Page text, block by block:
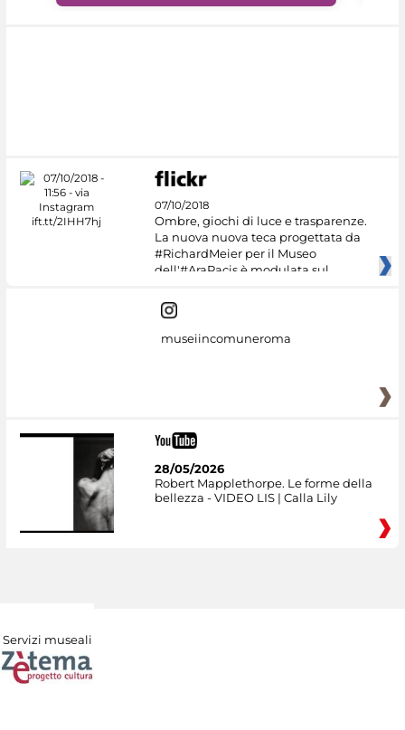
07/10/2018
Ombre, giochi di luce e trasparenze.
La nuova nuova teca progettata da
#RichardMeier per il Museo
dell'#AraPacis è modulata sul
museiincomuneroma
28/05/2026
Robert Mapplethorpe. Le forme della
bellezza - VIDEO LIS | Calla Lily
Servizi museali